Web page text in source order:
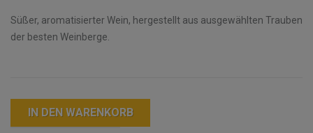
Süßer, aromatisierter Wein, hergestellt aus ausgewählten Trauben
der besten Weinberge.
IN DEN WARENKORB